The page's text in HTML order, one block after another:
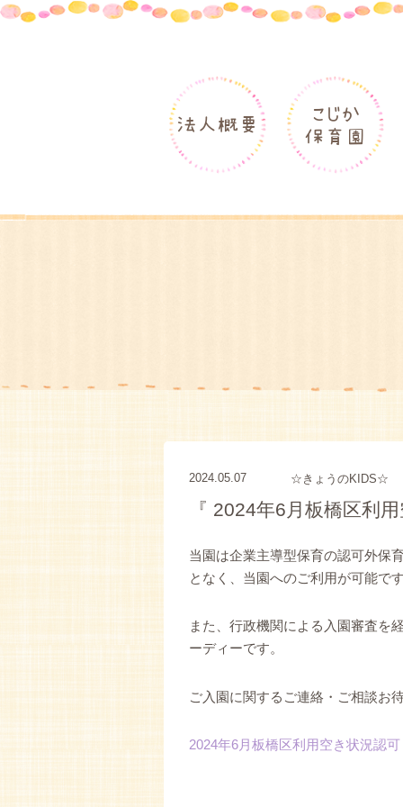
法人概要
こじか
保育園
2024.05.07 ☆きょうのKIDS☆
『 2024年6月板橋区利
当園は企業主導型保育の認可外保
となく、当園へのご利用が可能で
また、行政機関による入園審査を
ーディーです。
ご入園に関するご連絡・ご相談お
2024年6月板橋区利用空き状況認可